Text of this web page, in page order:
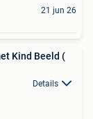
21 jun 26
Kind Beeld (
Details